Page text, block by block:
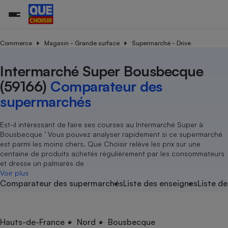
Commerce Magasin - Grande surface Supermarché - Drive
Intermarché Super Bousbecque
(59166) Comparateur des
supermarchés
Est-il intéressant de faire ses courses au Intermarché Super à
Bousbecque ’ Vous pouvez analyser rapidement si ce supermarché
est parmi les moins chers. Que Choisir relève les prix sur une
centaine de produits achetés régulièrement par les consommateurs
et dresse un palmarès de
Voir plus
Comparateur des supermarchésListe des enseignesListe
Hauts-de-France Nord Bousbecque
Additifs
Agriculture
Produit alimentaire
Achat - Vente - Location
Carburant
Magasin - Grande surface
Marketing - Fidélisation
Organismes de défense
Système judiciaire
Air
Eau
Achat - Vente - Travaux
Location
Sport
Vacances - Tourisme
électrique
Démarche administrative
Senior
Service marchand
Train
Transport aérien
Toutes les actualités
Enquêtes
Guides d'achat
Conseils
Brèves
Tous les services
Soumettre un litige
Lettres types
Rencontrer une association locale
Tous nos combats
Nos actions
Nos grandes victoires
Les billets de la présidente
Nos associations locales
Nous rejoindre
En savoir plus sur Que Choisir Ensemble
?
L’association
Nos missions
Notre méthodologie
Notre financement
Nos partenaires
Nous rejoindre